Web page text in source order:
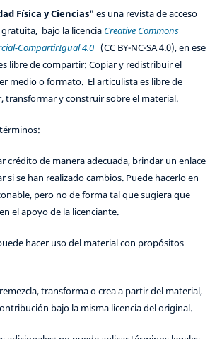
Física y Ciencias" es una revista de acceso
bajo la licencia Creative Commons
CompartirIgual 4.0(CC BY-NC-SA 4.0), en ese
libre de compartir: Copiar y redistribuir el
medio o formato. El articulista es libre de
transformar y construir sobre el material.
crédito de manera adecuada, brindar un enlace
si se han realizado cambios. Puede hacerlo en
pero no de forma tal que sugiera que
el apoyo de la licenciante.
hacer uso del material con propósitos
transforma o crea a partir del material,
bajo la misma licencia del original.